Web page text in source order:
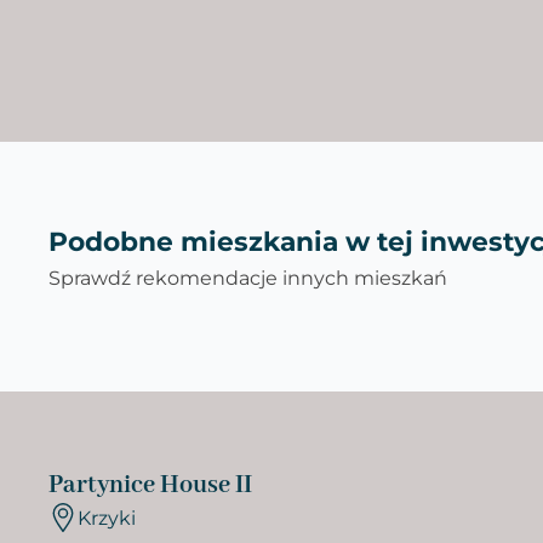
Podobne mieszkania w tej
Sprawdź rekomendacje innych mieszkań
Partynice House II
Krzyki